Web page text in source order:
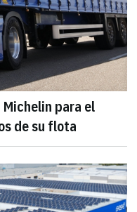
Michelin para el
de su flota